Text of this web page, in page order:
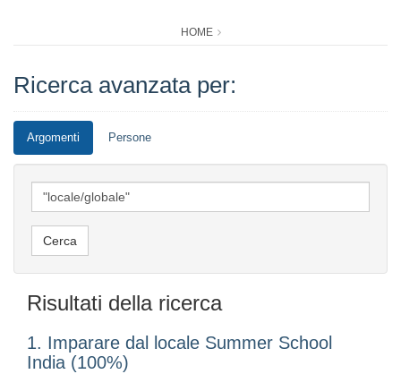
HOME
Ricerca avanzata per:
Argomenti Persone
Risultati della ricerca
1. Imparare dal locale Summer School
India (100%)